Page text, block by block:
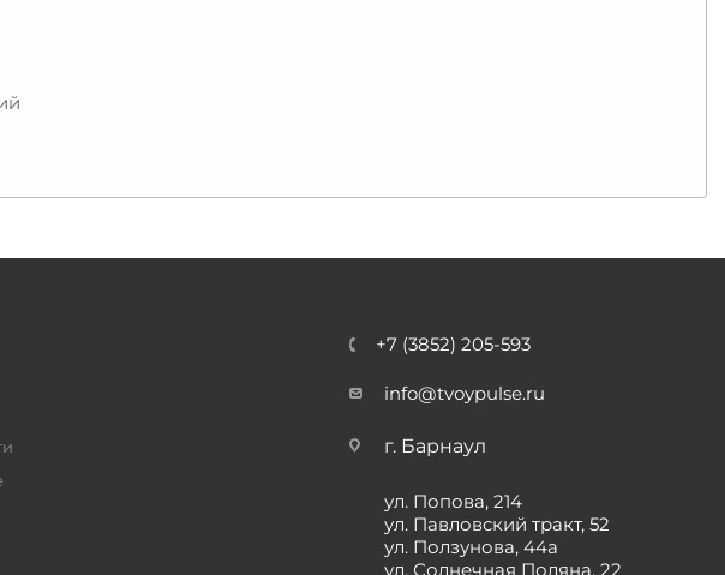
+7 (3852) 205-593
info@tvoypulse.ru
г. Барнаул
ул. Попова, 214
ул. Павловский тракт, 52
ул. Ползунова, 44а
ул. Солнечная Поляна, 22